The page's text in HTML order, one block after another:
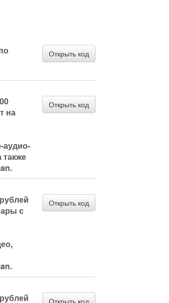
Открыть код
на
аудио-
Открыть код
с
Открыть код
Открыть код